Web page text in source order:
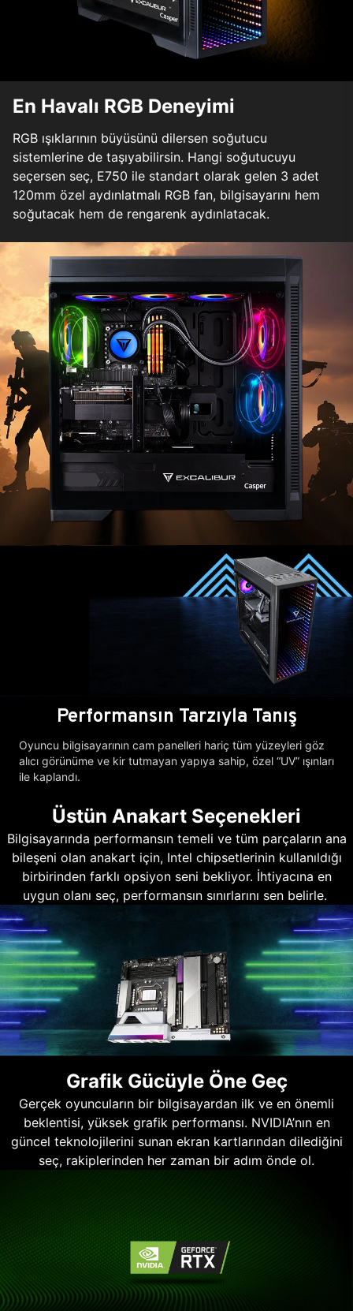
En Havalı RGB Deneyimi
RGB ışıklarının büyüsünü dilersen soğutucu
sistemlerine de taşıyabilirsin. Hangi soğutucuyu
seçersen seç, E750 ile standart olarak gelen 3 adet
120mm özel aydınlatmalı RGB fan, bilgisayarını hem
soğutacak hem de rengarenk aydınlatacak.
Performansın Tarzıyla Tanış
Oyuncu bilgisayarının cam panelleri hariç tüm yüzeyleri göz
alıcı görünüme ve kir tutmayan yapıya sahip, özel “UV” ışınları
ile kaplandı.
Üstün Anakart Seçenekleri
Bilgisayarında performansın temeli ve tüm parçaların ana
bileşeni olan anakart için, Intel chipsetlerinin kullanıldığı
birbirinden farklı opsiyon seni bekliyor. İhtiyacına en
uygun olanı seç, performansın sınırlarını sen belirle.
Grafik Gücüyle Öne Geç
Gerçek oyuncuların bir bilgisayardan ilk ve en önemli
beklentisi, yüksek grafik performansı. NVIDIA’nın en
güncel teknolojilerini sunan ekran kartlarından dilediğini
seç, rakiplerinden her zaman bir adım önde ol.